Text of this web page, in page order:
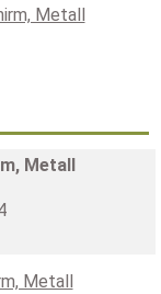
Metall